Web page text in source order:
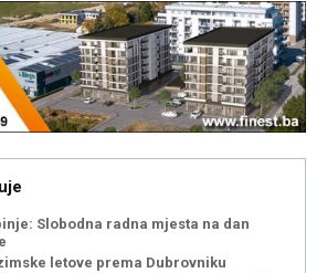
Slobodna radna mjesta na dan
letove prema Dubrovniku